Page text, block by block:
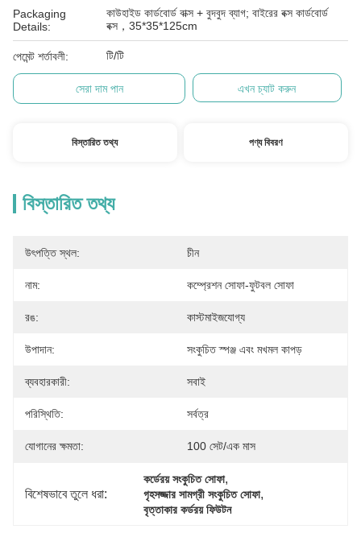
Packaging
Details:
কাউহাইড কার্ডবোর্ড বাক্স + বুদবুদ ব্যাগ; বাইরের বক্স কার্ডবোর্ড
বক্স，35*35*125cm
পেমেন্ট শর্তাবলী: টি/টি
সেরা দাম পান এখন চ্যাট করুন
বিস্তারিত তথ্য পণ্য বিবরণ
বিস্তারিত তথ্য
উৎপত্তি স্থল: চীন
নাম: কম্প্রেশন সোফা-ফুটবল সোফা
রঙ: কাস্টমাইজযোগ্য
উপাদান: সংকুচিত স্পঞ্জ এবং মখমল কাপড়
ব্যবহারকারী: সবাই
পরিস্থিতি: সর্বত্র
যোগানের ক্ষমতা: 100 সেট/এক মাস
বিশেষভাবে তুলে ধরা:
কর্ডেরয় সংকুচিত সোফা,
গৃহসজ্জার সামগ্রী সংকুচিত সোফা,
বৃত্তাকার কর্ডরয় ফিউটন